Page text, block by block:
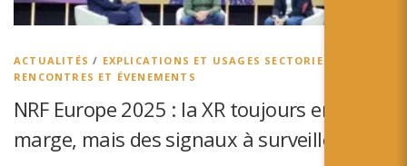
Español
ACTUALITÉS / EXPLICATIONS ET USAGES SECTORIELS
RENCONTRES ET ÉVENEMENTS
NRF Europe 2025 : la XR toujours en
marge, mais des signaux à surveiller